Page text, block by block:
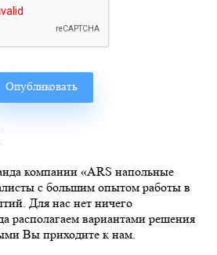
компании «ARS напольные
с большим опытом работы в
Для нас нет ничего
располагаем вариантами решения
Вы приходите к нам.